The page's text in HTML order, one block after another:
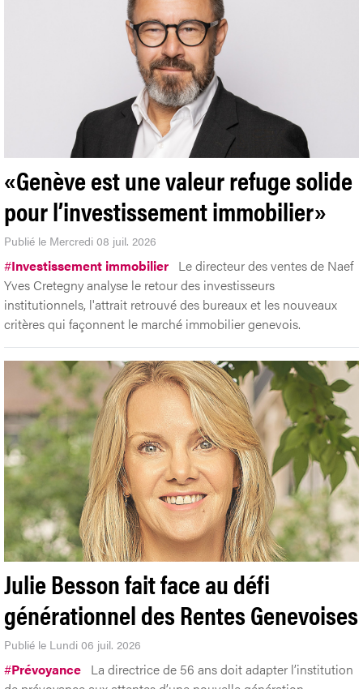
«Genève est une valeur refuge solide
pour l’investissement immobilier»
Publié le Mercredi 08 juil. 2026
#Investissement immobilier Le directeur des ventes de Naef
Yves Cretegny analyse le retour des investisseurs
institutionnels, l'attrait retrouvé des bureaux et les nouveaux
critères qui façonnent le marché immobilier genevois.
Julie Besson fait face au défi
générationnel des Rentes Genevoises
Publié le Lundi 06 juil. 2026
#Prévoyance La directrice de 56 ans doit adapter l’institution